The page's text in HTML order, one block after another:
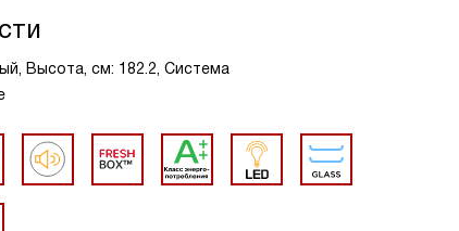
Высота, см: 182.2, Система